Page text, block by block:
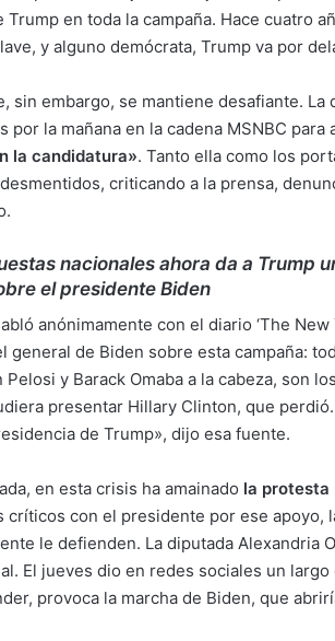
en toda la campaña. Hace cuatro
y alguno demócrata, Trump va por
sin embargo, se mantiene desafiante. La
por la mañana en la cadena MSNBC para
la candidatura». Tanto ella como los
criticando a la prensa,
nacionales ahora da a Trump
el presidente Biden
anónimamente con el diario ‘The
general de Biden sobre esta campaña:
Pelosi y Barack Omaba a la cabeza, son
presentar Hillary Clinton, que
de Trump», dijo esa fuente.
en esta crisis ha amainado la protesta
críticos con el presidente por ese apoyo,
le defienden. La diputada Alexandria
El jueves dio en redes sociales un
provoca la marcha de Biden, que